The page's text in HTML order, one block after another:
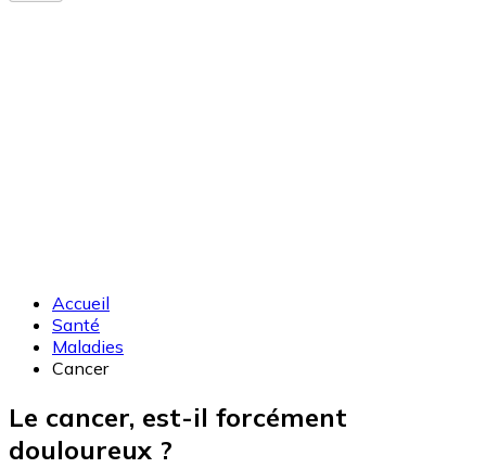
Accueil
Santé
Maladies
Cancer
Le cancer, est-il forcément
douloureux ?